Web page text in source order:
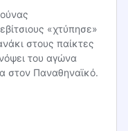
«χτύπησε»
στους παίκτες
του αγώνα
στον Παναθηναϊκό.